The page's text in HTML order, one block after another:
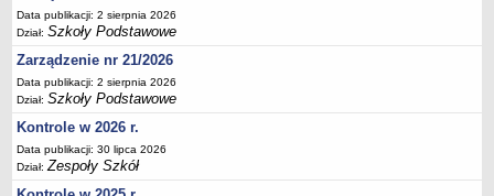
Zespół Poradni
BIURO FINANSÓW OŚWIATY
Dane podstawowe
Statut
Majątek
Godziny dyżurów
Ogłoszenia
Data publikacji: 2 sierpnia 2026
Dział:Szkoły Podstawowe
Zarządzenie nr 21/2026
Data publikacji: 2 sierpnia 2026
Dział:Szkoły Podstawowe
Kontrole w 2026 r.
Data publikacji: 30 lipca 2026
Dział:Zespoły Szkół